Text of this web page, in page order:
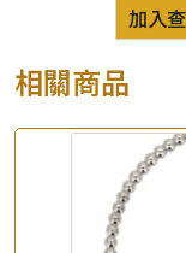
加入
相關商品